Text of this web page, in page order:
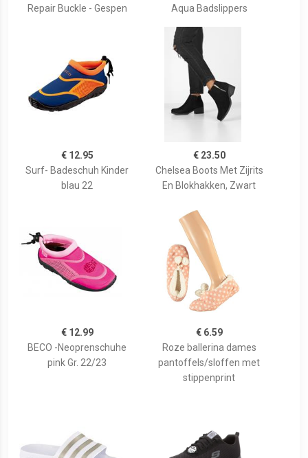
Repair Buckle - Gespen
Aqua Badslippers
€ 12.95
Surf- Badeschuh Kinder
blau 22
€ 23.50
Chelsea Boots Met Zijrits
En Blokhakken, Zwart
€ 12.99
BECO -Neoprenschuhe
pink Gr. 22/23
€ 6.59
Roze ballerina dames
pantoffels/sloffen met
stippenprint